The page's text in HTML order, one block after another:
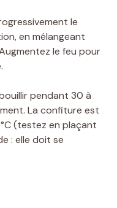
le
en mélangeant
le feu pour
pendant 30 à
La confiture est
(testez en plaçant
: elle doit se